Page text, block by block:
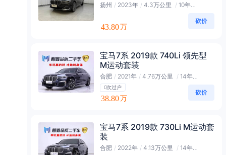
扬州 / 2023年 / 4.3万公里 / 10年会员
43.80万
宝马7系 2019款 740Li 领先型
M运动套装
合肥 / 2021年 / 4.76万公里 / 14年黑金会员
0次过户
38.80万
宝马7系 2019款 730Li M运动套
装
合肥 / 2022年 / 4.13万公里 / 14年黑金会员